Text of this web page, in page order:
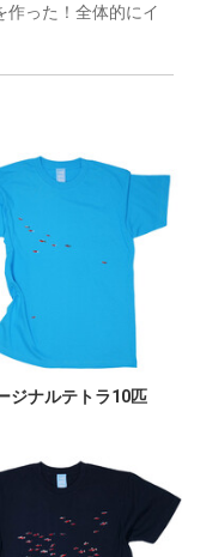
作った！全体的にイ
ジナルテトラ10匹